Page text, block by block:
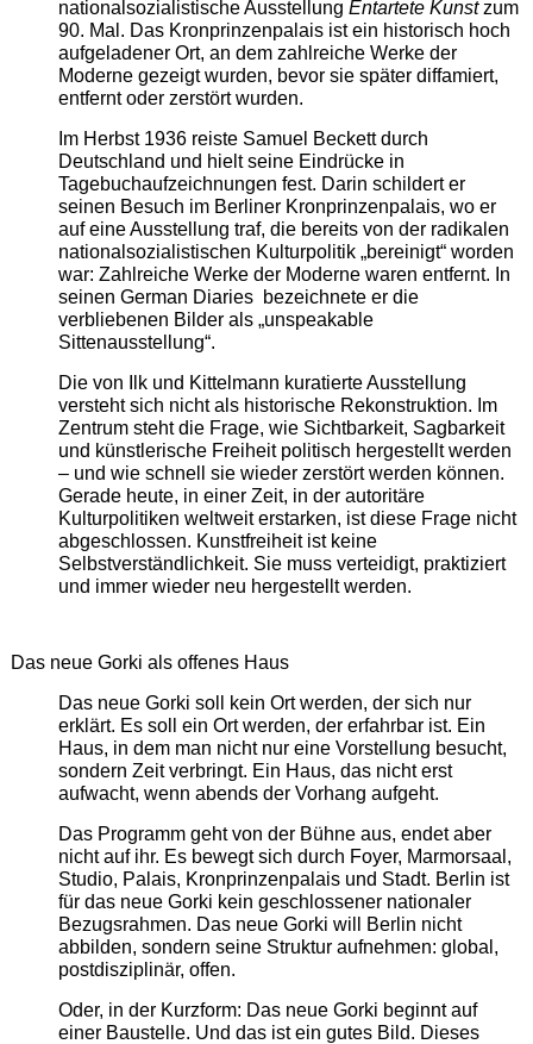
nationalsozialistische Ausstellung Entartete Kunstzum
90. Mal. Das Kronprinzenpalais ist ein historisch hoch
aufgeladener Ort, an dem zahlreiche Werke der
Moderne gezeigt wurden, bevor sie später diffamiert,
entfernt oder zerstört wurden.
Im Herbst 1936 reiste Samuel Beckett durch
Deutschland und hielt seine Eindrücke in
Tagebuchaufzeichnungen fest. Darin schildert er
seinen Besuch im Berliner Kronprinzenpalais, wo er
auf eine Ausstellung traf, die bereits von der radikalen
nationalsozialistischen Kulturpolitik „bereinigt“ worden
war: Zahlreiche Werke der Moderne waren entfernt. In
seinen German Diaries bezeichnete er die
verbliebenen Bilder als „unspeakable
Sittenausstellung“.
Die von Ilk und Kittelmann kuratierte Ausstellung
versteht sich nicht als historische Rekonstruktion. Im
Zentrum steht die Frage, wie Sichtbarkeit, Sagbarkeit
und künstlerische Freiheit politisch hergestellt werden
– und wie schnell sie wieder zerstört werden können.
Gerade heute, in einer Zeit, in der autoritäre
Kulturpolitiken weltweit erstarken, ist diese Frage nicht
abgeschlossen. Kunstfreiheit ist keine
Selbstverständlichkeit. Sie muss verteidigt, praktiziert
und immer wieder neu hergestellt werden.
Das neue Gorki als offenes Haus
Das neue Gorki soll kein Ort werden, der sich nur
erklärt. Es soll ein Ort werden, der erfahrbar ist. Ein
Haus, in dem man nicht nur eine Vorstellung besucht,
sondern Zeit verbringt. Ein Haus, das nicht erst
aufwacht, wenn abends der Vorhang aufgeht.
Das Programm geht von der Bühne aus, endet aber
nicht auf ihr. Es bewegt sich durch Foyer, Marmorsaal,
Studio, Palais, Kronprinzenpalais und Stadt. Berlin ist
für das neue Gorki kein geschlossener nationaler
Bezugsrahmen. Das neue Gorki will Berlin nicht
abbilden, sondern seine Struktur aufnehmen: global,
postdisziplinär, offen.
Oder, in der Kurzform: Das neue Gorki beginnt auf
einer Baustelle. Und das ist ein gutes Bild. Dieses